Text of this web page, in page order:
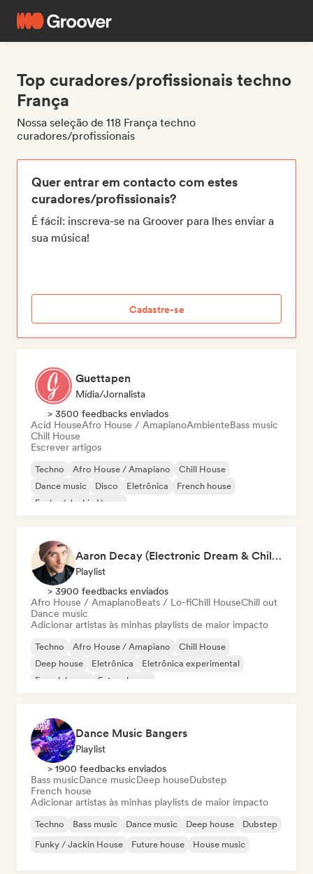
Top curadores/profissionais techno
França
Nossa seleção de 118 França techno
curadores/profissionais
Quer entrar em contacto com estes
curadores/profissionais?
É fácil: inscreva-se na Groover para lhes enviar a
sua música!
Cadastre-se
Guettapen
Mídia/Jornalista
> 3500 feedbacks enviados
Acid HouseAfro House / AmapianoAmbienteBass music
Chill House
Escrever artigos
Techno Afro House / Amapiano
Chill House
Dance music
Disco Eletrônica
French house
Funky / Jackin House
Aaron Decay (Electronic Dream & Chill Electronic Dream playlists)
Playlist
> 3900 feedbacks enviados
Afro House / AmapianoBeats / Lo-fiChill HouseChill out
Dance music
Adicionar artistas às minhas playlists de maior impacto
Techno Afro House / Amapiano
Chill House
Deep house
Eletrônica
Eletrônica experimental
French house
Future house
Dance Music Bangers
Playlist
> 1900 feedbacks enviados
Bass musicDance musicDeep houseDubstep
French house
Adicionar artistas às minhas playlists de maior impacto
Techno Bass music Dance music Deep house
Dubstep
Funky / Jackin House
Future house House music